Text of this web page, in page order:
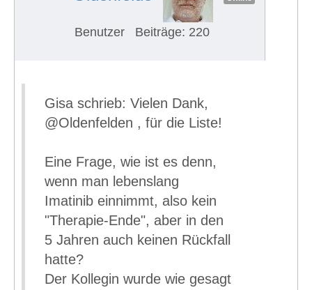
Benutzer Beiträge: 220
Gisa schrieb: Vielen Dank,
@Oldenfelden , für die Liste!
Eine Frage, wie ist es denn,
wenn man lebenslang
Imatinib einnimmt, also kein
"Therapie-Ende", aber in den
5 Jahren auch keinen Rückfall
hatte?
Der Kollegin wurde wie gesagt